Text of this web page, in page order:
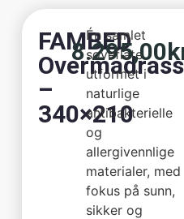
FAMBED
Overmadrass
–
340×210
8.295,00
Én samlet
soveflate
utformet i
naturlige
antibakterielle
og
allergivennlige
materialer, med
fokus på sunn,
sikker og